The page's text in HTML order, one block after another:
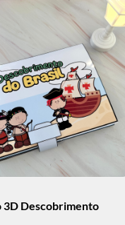
3D Descobrimento